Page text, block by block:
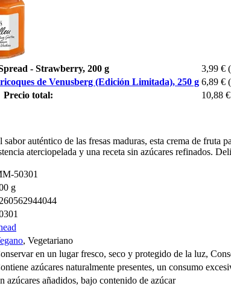
- Strawberry, 200 g 3,99 €
de Venusberg (Edición Limitada), 250 g 6,89 €
Precio total:
10,88 €
auténtico de las fresas maduras, esta crema de fruta
aterciopelada y una receta sin azúcares refinados.
50301
g
, Vegetariano
en un lugar fresco, seco y protegido de la luz,
azúcares naturalmente presentes, un consumo
azúcares añadidos, bajo contenido de azúcar